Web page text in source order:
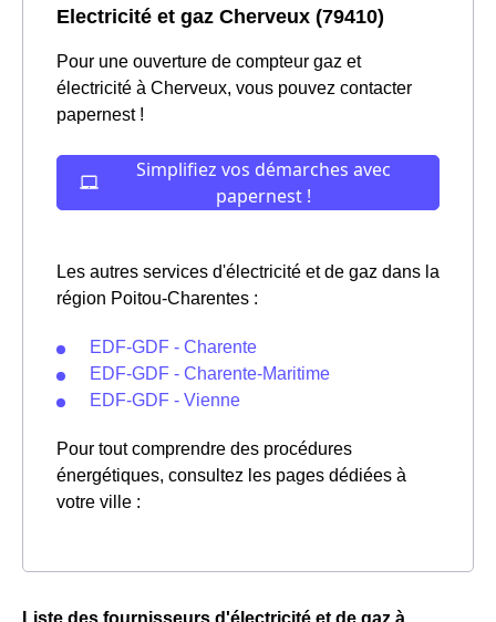
Electricité et gaz Cherveux (79410)
Pour une ouverture de compteur gaz et
électricité à Cherveux, vous pouvez contacter
papernest !
Les autres services d'électricité et de gaz dans la
région Poitou-Charentes :
EDF-GDF - Charente
EDF-GDF - Charente-Maritime
EDF-GDF - Vienne
Pour tout comprendre des procédures
énergétiques, consultez les pages dédiées à
votre ville :
Liste des fournisseurs d'électricité et de gaz à